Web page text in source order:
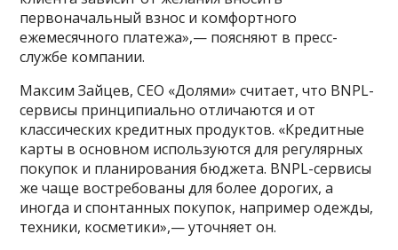
первоначальный взнос и комфортного
ежемесячного платежа»,— поясняют в пресс-
службе компании.
Максим Зайцев, CEO «Долями» считает, что BNPL-
сервисы принципиально отличаются и от
классических кредитных продуктов. «Кредитные
карты в основном используются для регулярных
покупок и планирования бюджета. BNPL-сервисы
же чаще востребованы для более дорогих, а
иногда и спонтанных покупок, например одежды,
техники, косметики»,— уточняет он.